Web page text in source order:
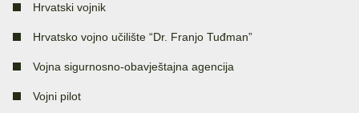
Hrvatski vojnik
Hrvatsko vojno učilište “Dr. Franjo Tuđman”
Vojna sigurnosno-obavještajna agencija
Vojni pilot